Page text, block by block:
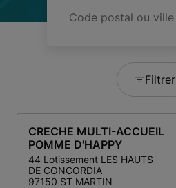
postal
Filtrer
CRECHE MULTI-ACCUEIL
POMME D'HAPPY
44 Lotissement LES HAUTS
DE CONCORDIA
97150 ST MARTIN